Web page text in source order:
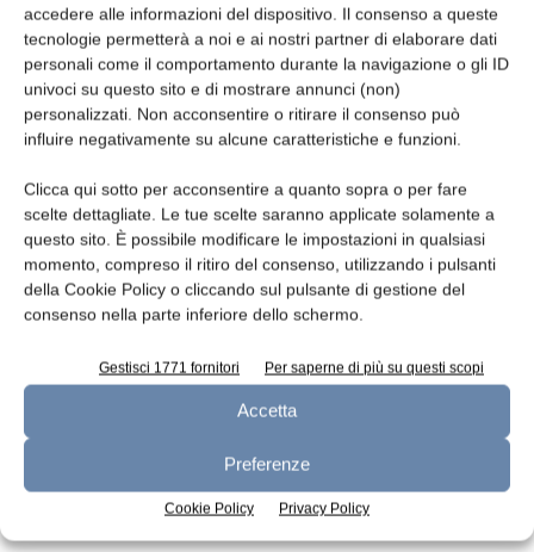
accedere alle informazioni del dispositivo. Il consenso a queste
tecnologie permetterà a noi e ai nostri partner di elaborare dati
personali come il comportamento durante la navigazione o gli ID
univoci su questo sito e di mostrare annunci (non)
personalizzati. Non acconsentire o ritirare il consenso può
influire negativamente su alcune caratteristiche e funzioni.
Clicca qui sotto per acconsentire a quanto sopra o per fare
scelte dettagliate. Le tue scelte saranno applicate solamente a
questo sito. È possibile modificare le impostazioni in qualsiasi
momento, compreso il ritiro del consenso, utilizzando i pulsanti
della Cookie Policy o cliccando sul pulsante di gestione del
consenso nella parte inferiore dello schermo.
Gestisci 1771 fornitori Per saperne di più su questi scopi
Accetta
Preferenze
Cookie Policy Privacy Policy
Leggi la rivista
n.7 - Luglio 2026 n.6 - Giugno 2026